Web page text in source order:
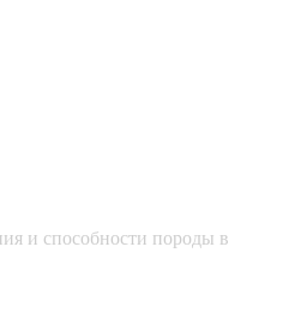
и способности породы в